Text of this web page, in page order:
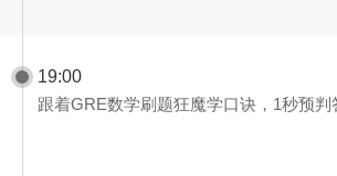
19:00
跟着GRE数学刷题狂魔学口诀，1秒预判